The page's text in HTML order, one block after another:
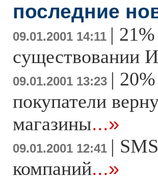
последние
09.01.2001 14:11 |
существовании
09.01.2001 13:23 |
покупатели
магазины...»
09.01.2001 12:41 |
компаний...»